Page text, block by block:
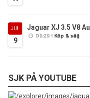
JUL
9
Jaguar XJ 3.5 V8
09:29 iKöp & sälj
SJK PÅ YOUTUBE